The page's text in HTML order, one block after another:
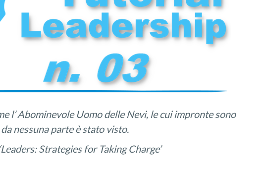
l’ Abominevole Uomo delle Nevi, le cui impronte sono
nessuna parte è stato visto.
Strategies for Taking Charge’